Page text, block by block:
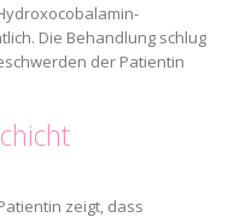
Die Behandlung schlug
der Patientin
zeigt, dass